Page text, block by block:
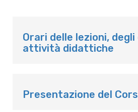
Orari delle lezioni, degli
attività didattiche
Presentazione del